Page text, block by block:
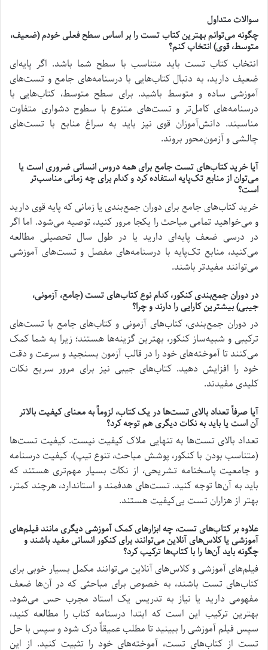
سوالات متداول
چگونه می‌توانم بهترین کتاب تست را بر اساس سطح فعلی خودم (ضعیف،
متوسط، قوی) انتخاب کنم؟
انتخاب کتاب تست باید متناسب با سطح شما باشد. اگر پایه‌ای
ضعیف دارید، به دنبال کتاب‌هایی با درسنامه‌های جامع و تست‌های
آموزشی ساده و متوسط باشید. برای سطح متوسط، کتاب‌هایی با
درسنامه‌های کامل‌تر و تست‌های متنوع با سطوح دشواری متفاوت
مناسبند. دانش‌آموزان قوی نیز باید به سراغ منابع با تست‌های
چالشی و آزمون‌محور بروند.
آیا خرید کتاب‌های تست جامع برای همه دروس انسانی ضروری است یا
می‌توان از منابع تک‌پایه استفاده کرد و کدام برای چه زمانی مناسب‌تر
است؟
خرید کتاب‌های جامع برای دوران جمع‌بندی یا زمانی که پایه قوی دارید
و می‌خواهید تمامی مباحث را یکجا مرور کنید، توصیه می‌شود. اما اگر
در درسی ضعف پایه‌ای دارید یا در طول سال تحصیلی مطالعه
می‌کنید، منابع تک‌پایه با درسنامه‌های مفصل و تست‌های آموزشی
می‌توانند مفیدتر باشند.
در دوران جمع‌بندی کنکور، کدام نوع کتاب‌های تست (جامع، آزمونی،
جیبی) بیشترین کارایی را دارند و چرا؟
در دوران جمع‌بندی، کتاب‌های آزمونی و کتاب‌های جامع با تست‌های
ترکیبی و شبیه‌ساز کنکور، بهترین گزینه‌ها هستند؛ زیرا به شما کمک
می‌کنند تا آموخته‌های خود را در قالب آزمون بسنجید و سرعت و دقت
خود را افزایش دهید. کتاب‌های جیبی نیز برای مرور سریع نکات
کلیدی مفیدند.
آیا صرفاً تعداد بالای تست‌ها در یک کتاب، لزوماً به معنای کیفیت بالاتر
آن است یا باید به نکات دیگری هم توجه کرد؟
تعداد بالای تست‌ها به تنهایی ملاک کیفیت نیست. کیفیت تست‌ها
(متناسب بودن با کنکور، پوشش مباحث، تنوع تیپ)، کیفیت درسنامه
و جامعیت پاسخنامه تشریحی، از نکات بسیار مهم‌تری هستند که
باید به آن‌ها توجه کنید. تست‌های هدفمند و استاندارد، هرچند کمتر،
بهتر از هزاران تست بی‌کیفیت هستند.
علاوه بر کتاب‌های تست، چه ابزارهای کمک آموزشی دیگری مانند فیلم‌های
آموزشی یا کلاس‌های آنلاین می‌توانند برای کنکور انسانی مفید باشند و
چگونه باید آن‌ها را با کتاب‌ها ترکیب کرد؟
فیلم‌های آموزشی و کلاس‌های آنلاین می‌توانند مکمل بسیار خوبی برای
کتاب‌های تست باشند، به خصوص برای مباحثی که در آن‌ها ضعف
مفهومی دارید یا نیاز به تدریس یک استاد مجرب حس می‌شود.
بهترین ترکیب این است که ابتدا درسنامه کتاب را مطالعه کنید،
سپس فیلم آموزشی را ببینید تا مطلب عمیقاً درک شود و سپس با حل
تست از کتاب‌های تست، آموخته‌های خود را تثبیت کنید. از این